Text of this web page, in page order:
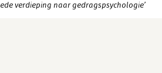
verdieping naar gedragspsychologie’